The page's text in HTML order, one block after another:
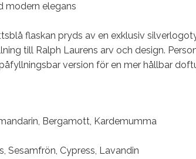
modern elegans
flaskan pryds av en exklusiv
till Ralph Laurens arv och design.
version för en mer hållbar
Bergamott, Kardemumma
Sesamfrön, Cypress, Lavandin